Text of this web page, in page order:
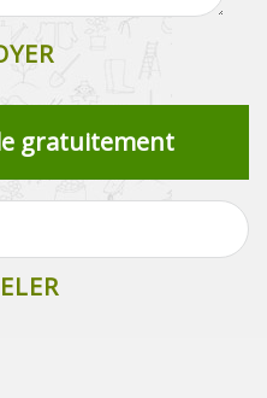
gratuitement